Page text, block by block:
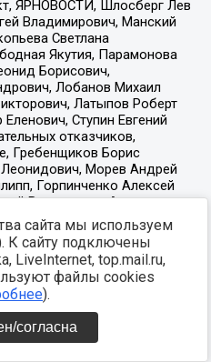
сайта мы используем
К сайту подключены
LiveInternet, top.mail.ru,
файлы cookies
).
согласна